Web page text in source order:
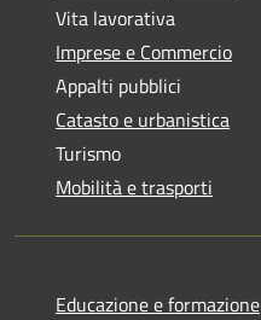
Vita lavorativa
Imprese e Commercio
Appalti pubblici
Catasto e urbanistica
Turismo
Mobilità e trasporti
Educazione e formazione